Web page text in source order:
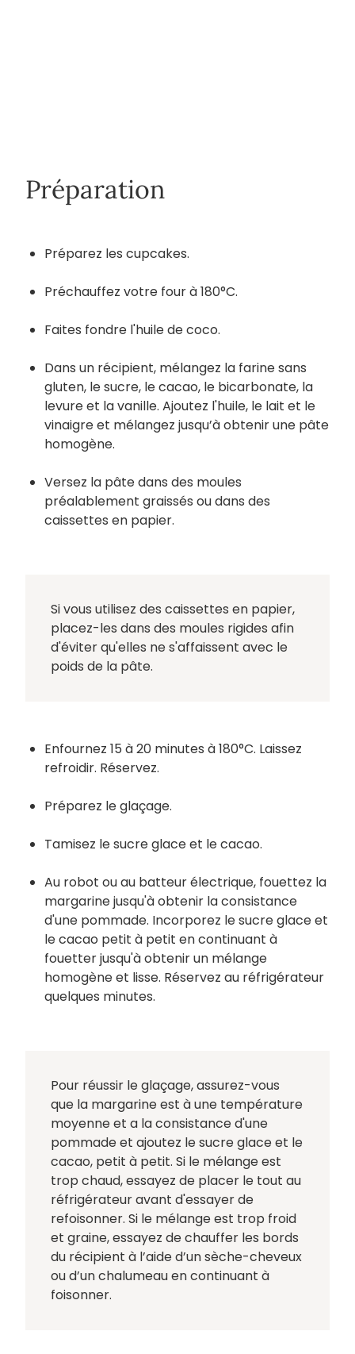
Préparation
Préparez les cupcakes.
Préchauffez votre four à 180°C.
Faites fondre l'huile de coco.
Dans un récipient, mélangez la farine sans
gluten, le sucre, le cacao, le bicarbonate, la
levure et la vanille. Ajoutez l'huile, le lait et le
vinaigre et mélangez jusqu’à obtenir une pâte
homogène.
Versez la pâte dans des moules
préalablement graissés ou dans des
caissettes en papier.
Si vous utilisez des caissettes en papier,
placez-les dans des moules rigides afin
d'éviter qu'elles ne s'affaissent avec le
poids de la pâte.
Enfournez 15 à 20 minutes à 180°C. Laissez
refroidir. Réservez.
Préparez le glaçage.
Tamisez le sucre glace et le cacao.
Au robot ou au batteur électrique, fouettez la
margarine jusqu'à obtenir la consistance
d'une pommade. Incorporez le sucre glace et
le cacao petit à petit en continuant à
fouetter jusqu'à obtenir un mélange
homogène et lisse. Réservez au réfrigérateur
quelques minutes.
Pour réussir le glaçage, assurez-vous
que la margarine est à une température
moyenne et a la consistance d'une
pommade et ajoutez le sucre glace et le
cacao, petit à petit. Si le mélange est
trop chaud, essayez de placer le tout au
réfrigérateur avant d'essayer de
refoisonner. Si le mélange est trop froid
et graine, essayez de chauffer les bords
du récipient à l’aide d’un sèche-cheveux
ou d’un chalumeau en continuant à
foisonner.